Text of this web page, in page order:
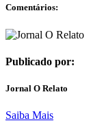
Comentários:
Publicado por:
Jornal O Relato
Saiba Mais